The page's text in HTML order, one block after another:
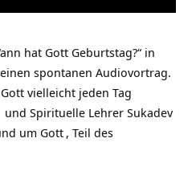
hat Gott Geburtstag?“ in
spontanen Audiovortrag.
vielleicht jeden Tag
und Spirituelle Lehrer Sukadev
um Gott , Teil des